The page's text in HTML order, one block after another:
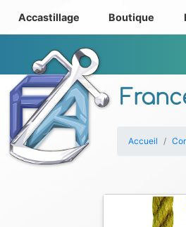
Accastillage Boutique
Accueil